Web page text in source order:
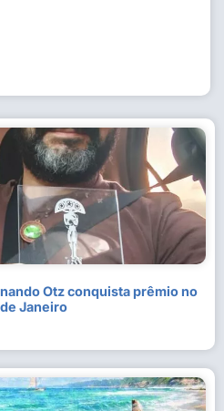
Otz conquista prêmio no
Janeiro